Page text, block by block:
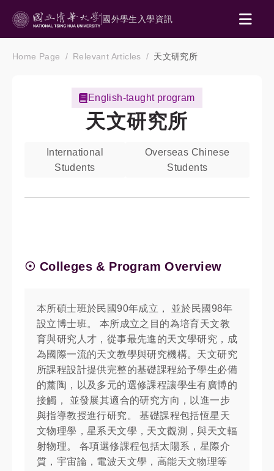
國外學生入學資訊
Home Page Relevant Articles 天文研究所
English-taught program
天文研究所
International
Students
Overseas Chinese
Students
☉ Colleges & Program Overview
本所碩士班於民國90年成立， 並於民國98年
設立博士班。 本所成立之目的為培育天文教
育與研究人才，從事最先進的天文學研究，成
為國際一流的天文教學與研究機構。天文研究
所課程設計提供完整的基礎課程給予學生必備
的薰陶，以及多元的選修課程讓學生有廣博的
接觸， 並發展其適合的研究方向，以進一步
與指導教授進行研究。 基礎課程包括恆星天
文物理學，星系天文學，天文觀測，與天文輻
射物理。 各項選修課程包括太陽系，星際介
質，宇宙論，電波天文學，高能天文物理等